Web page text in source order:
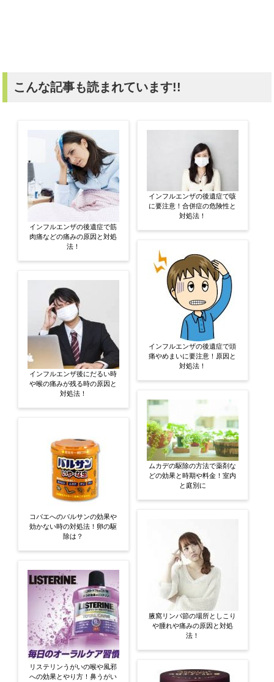
こんな記事も読まれています!!
インフルエンザの後遺症で筋
肉痛などの痛みの原因と対処
法！
インフルエンザ後にだるい時
や喉の痛みが残る時の原因と
対処法！
コバエへのバルサンの効果や
効かない時の対処法！卵の駆
除は？
リステリンうがいの喉や風邪
への効果とやり方！鼻うがい
インフルエンザの後遺症で咳
に要注意！合併症の危険性と
対処法！
インフルエンザの後遺症で頭
痛やめまいに要注意！原因と
対処法！
ムカデの駆除の方法で薬剤な
どの効果と時期や料金！室内
と庭別に
腋窩リンパ節の場所としこり
や腫れや痛みの原因と対処
法！